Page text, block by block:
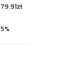
79.91zł
5%